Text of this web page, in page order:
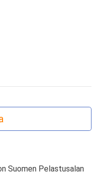
Suomen Pelastusalan